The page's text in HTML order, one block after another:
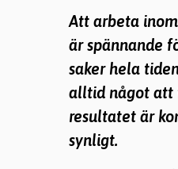
Att arbeta
är spännande
saker hela
alltid något att
resultatet är
synligt.